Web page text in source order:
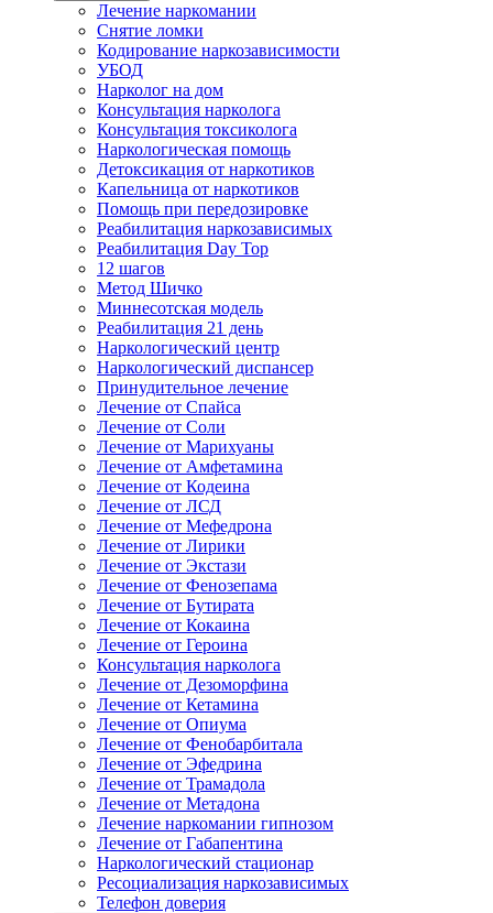
Лечение наркомании
Снятие ломки
Кодирование наркозависимости
УБОД
Нарколог на дом
Консультация нарколога
Консультация токсиколога
Наркологическая помощь
Детоксикация от наркотиков
Капельница от наркотиков
Помощь при передозировке
Реабилитация наркозависимых
Реабилитация Day Top
12 шагов
Метод Шичко
Миннесотская модель
Реабилитация 21 день
Наркологический центр
Наркологический диспансер
Принудительное лечение
Лечение от Спайса
Лечение от Соли
Лечение от Марихуаны
Лечение от Амфетамина
Лечение от Кодеина
Лечение от ЛСД
Лечение от Мефедрона
Лечение от Лирики
Лечение от Экстази
Лечение от Фенозепама
Лечение от Бутирата
Лечение от Кокаина
Лечение от Героина
Консультация нарколога
Лечение от Дезоморфина
Лечение от Кетамина
Лечение от Опиума
Лечение от Фенобарбитала
Лечение от Эфедрина
Лечение от Трамадола
Лечение от Метадона
Лечение наркомании гипнозом
Лечение от Габапентина
Наркологический стационар
Ресоциализация наркозависимых
Телефон доверия